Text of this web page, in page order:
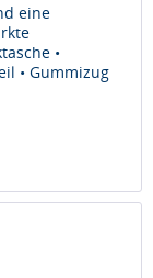
eine
•
• Gummizug